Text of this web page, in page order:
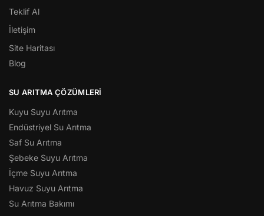
Teklif Al
İletişim
Site Haritası
Blog
SU ARITMA ÇÖZÜMLERI
Kuyu Suyu Arıtma
Endüstriyel Su Arıtma
Saf Su Arıtma
Şebeke Suyu Arıtma
İçme Suyu Arıtma
Havuz Suyu Arıtma
Su Arıtma Bakımı